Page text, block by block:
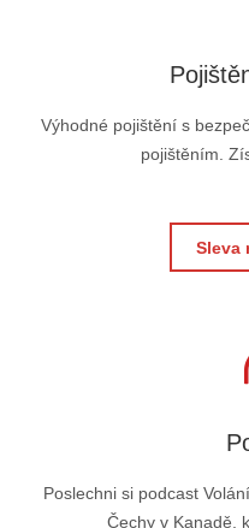
Výhodné pojištění s
pojištěním.
Sleva
Poslechni si podcast
Čechy v Kanadě,